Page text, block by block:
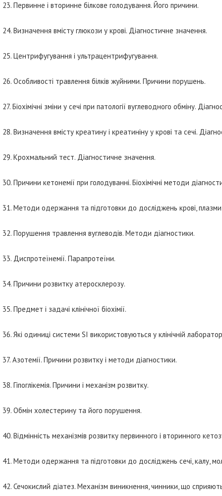
23. Первинне і вторинне білкове голодування. Його причини.
24. Визначення вмісту глюкози у крові. Діагностичне значення.
25. Центрифугування і ультрацентрифугування.
26. Особливості травлення білків жуйними. Причини порушень.
27. Біохімічні зміни у сечі при патології вуглеводного обміну.
28. Визначення вмісту креатину і креатиніну у крові та сечі.
29. Крохмальний тест. Діагностичне значення.
30. Причини кетонемії при голодуванні. Біохімічні методи
31. Методи одержання та підготовки до досліджень крові,
32. Порушення травлення вуглеводів. Методи діагностики.
33. Диспротеїнемії. Парапротеїни.
34. Причини розвитку атеросклерозу.
35. Предмет і задачі клінічної біохімії.
36. Які одиниці системи SI використовуються у клінічній
37. Азотемії. Причини розвитку і методи діагностики.
38. Гіпоглікемія. Причини і механізм розвитку.
39. Обмін холестерину та його порушення.
40. Відмінність механізмів розвитку первинного і вторинного
41. Методи одержання та підготовки до досліджень сечі, калу,
42. Сечокислий діатез. Механізм виникнення, чинники, що